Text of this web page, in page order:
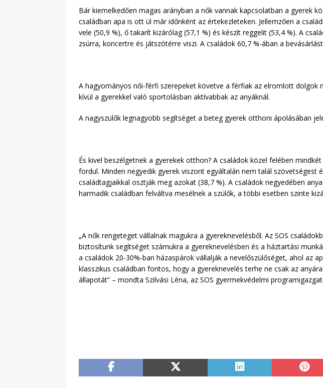
Bár kiemelkedően magas arányban a nők vannak kapcsolatban a gyerek
családban apa is ott ül már időnként az értekezleteken. Jellemzően a
vele (50,9 %), ő takarít kizárólag (57,1 %) és készít reggelit (53,4 %). A
zsúrra, koncertre és játszótérre viszi. A családok 60,7 %-ában a
A hagyományos női-férfi szerepeket követve a férfiak az elromlott dolgok
kívül a gyerekkel való sportolásban aktívabbak az anyáknál.
A nagyszülők legnagyobb segítséget a beteg gyerek otthoni ápolásában
És kivel beszélgetnek a gyerekek otthon? A családok közel felében
fordul. Minden negyedik gyerek viszont egyáltalán nem talál
családtagjaikkal osztják meg azokat (38,7 %). A családok negyedében
harmadik családban felváltva mesélnek a szülők, a többi esetben szinte
„A nők rengeteget vállalnak magukra a gyereknevelésből. Az SOS
biztosítunk segítséget számukra a gyereknevelésben és a háztartási
a családok 20-30%-ban házaspárok vállalják a nevelőszülőséget, ahol az
klasszikus családban fontos, hogy a gyereknevelés terhe ne csak az
állapotát” – mondta Szilvási Léna, az SOS gyermekvédelmi